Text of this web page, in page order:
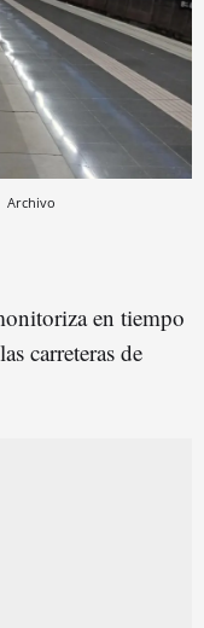
Archivo
en tiempo
carreteras de